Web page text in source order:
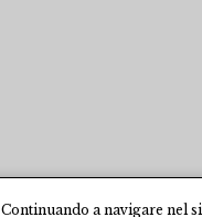
Continuando a navigare nel